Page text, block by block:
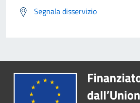
Segnala disservizio